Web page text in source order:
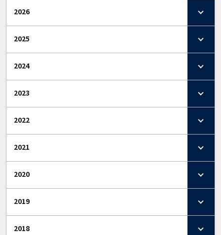
2026
2025
2024
2023
2022
2021
2020
2019
2018